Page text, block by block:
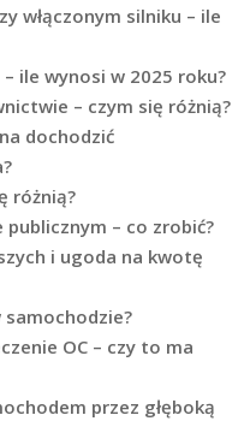
włączonym silniku – ile
ile wynosi w 2025 roku?
– czym się różnią?
dochodzić
różnią?
– co zrobić?
i ugoda na kwotę
samochodzie?
OC – czy to ma
przez głęboką